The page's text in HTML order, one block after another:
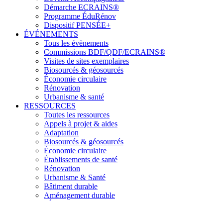
Démarche ECRAINS®
Programme ÉduRénov
Dispositif PENSÉE+
ÉVÉNEMENTS
Tous les évènements
Commissions BDF/QDF/ECRAINS®
Visites de sites exemplaires
Biosourcés & géosourcés
Économie circulaire
Rénovation
Urbanisme & santé
RESSOURCES
Toutes les ressources
Appels à projet & aides
Adaptation
Biosourcés & géosourcés
Économie circulaire
Établissements de santé
Rénovation
Urbanisme & Santé
Bâtiment durable
Aménagement durable